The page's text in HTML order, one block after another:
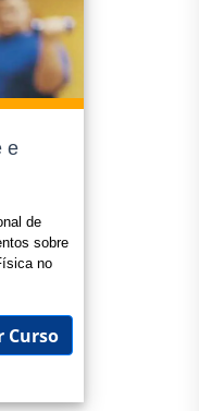
e
de
sobre
no
Curso